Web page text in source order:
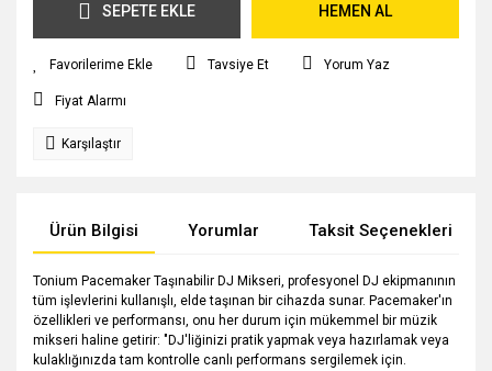
SEPETE EKLE HEMEN AL
Tavsiye Et Yorum Yaz
Fiyat Alarmı
Karşılaştır
Ürün Bilgisi Yorumlar Taksit Seçenekleri
Tonium Pacemaker Taşınabilir DJ Mikseri, profesyonel DJ ekipmanının
tüm işlevlerini kullanışlı, elde taşınan bir cihazda sunar. Pacemaker'ın
özellikleri ve performansı, onu her durum için mükemmel bir müzik
mikseri haline getirir: "DJ'liğinizi pratik yapmak veya hazırlamak veya
kulaklığınızda tam kontrolle canlı performans sergilemek için.